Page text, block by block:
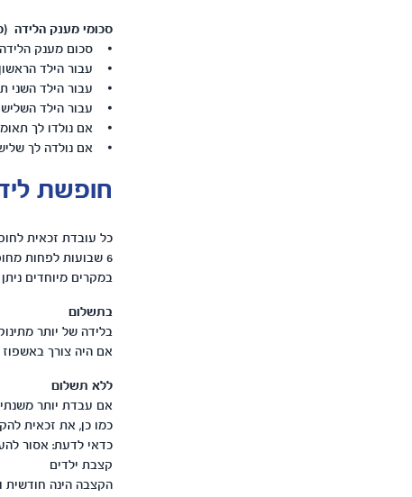
סכומי מענק הלידה (מעודכן
• סכום מענק
• עבור הילד הראשון
• עבור הילד השני
• עבור הילד השלישי
• אם נולדו לך תאומים
• אם נולדה לך שלישייה
חופשת
6 שבועות לפחות מחופשת הלידה. חופשת לידה בתשלום היא 15 שבועות ואילו חופשה חלקית היא 8 שבועות.
במקרים מיוחדים
בתשלום
בלידה של יותר
אם היה צורך באשפוז
ללא תשלום
אם עבדת יותר
כמו כן, את זכאית
כדאי לדעת: אסור
קצבת ילדים
הקצבה הינה חודשית